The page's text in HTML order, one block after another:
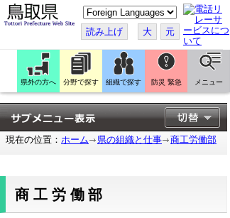
こ
の
ペ
ー
ジ
を
翻
訳
す
る
読み上げ 大 元
県外の方へ 分野で探す 組織で探す 防災 緊急 メニュー
現在の位置： ホーム 県の組織と仕事 商工労働部
商工労働部